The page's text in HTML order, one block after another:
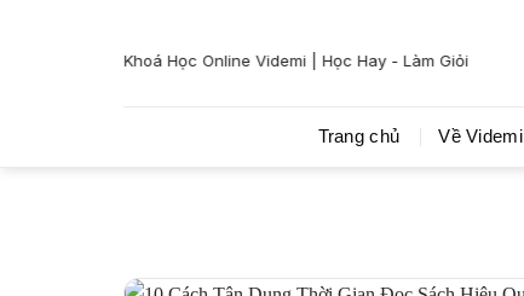
Khoá Học Online Videmi | Học Hay - Làm Giỏi
Trang chủ Về Videmi